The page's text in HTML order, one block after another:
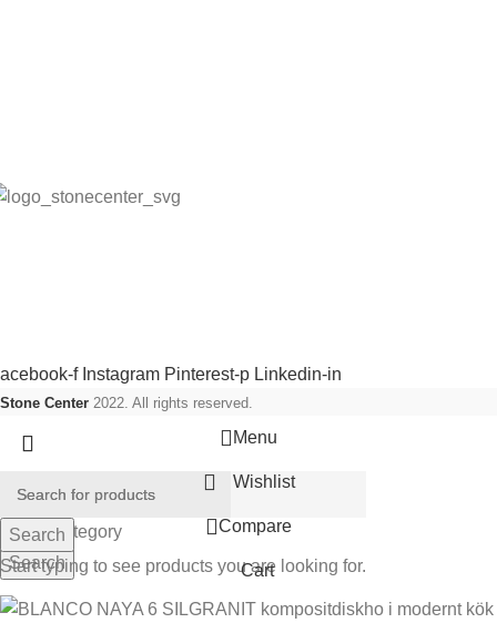
f Instagram Pinterest-p Linkedin-in
Stone Center 2022. All rights reserved.
Select category
Search
Search
Start typing to see products you are looking for.
Menu
Wishlist
Compare
Cart